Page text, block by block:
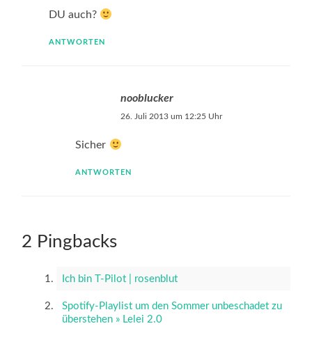
DU auch?
ANTWORTEN
nooblucker
26. Juli 2013 um 12:25 Uhr
Sicher
ANTWORTEN
2 Pingbacks
Ich bin T-Pilot | rosenblut
Spotify-Playlist um den Sommer unbeschadet zu
überstehen » Lelei 2.0